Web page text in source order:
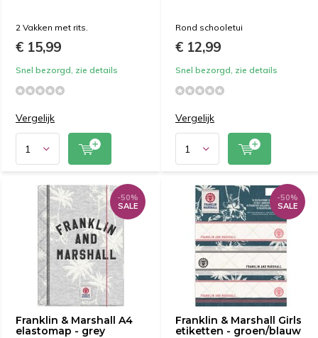
2 Vakken met rits.
€ 15,99
Snel bezorgd, zie details
Vergelijk
Rond schooletui
€ 12,99
Snel bezorgd, zie details
Vergelijk
Franklin & Marshall A4
elastomap - grey
-50%
SALE
Franklin & Marshall Girls
etiketten - groen/blauw
-50%
SALE